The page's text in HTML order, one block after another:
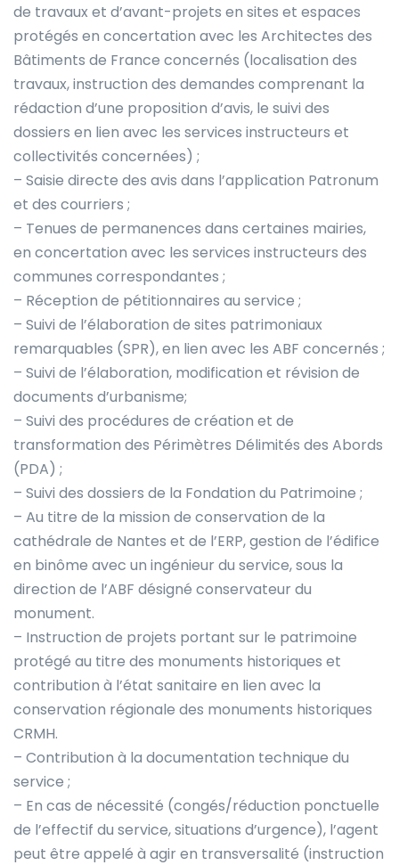
de travaux et d’avant-projets en sites et espaces
protégés en concertation avec les Architectes des
Bâtiments de France concernés (localisation des
travaux, instruction des demandes comprenant la
rédaction d’une proposition d’avis, le suivi des
dossiers en lien avec les services instructeurs et
collectivités concernées) ;
– Saisie directe des avis dans l’application Patronum
et des courriers ;
– Tenues de permanences dans certaines mairies,
en concertation avec les services instructeurs des
communes correspondantes ;
– Réception de pétitionnaires au service ;
– Suivi de l’élaboration de sites patrimoniaux
remarquables (SPR), en lien avec les ABF concernés ;
– Suivi de l’élaboration, modification et révision de
documents d’urbanisme;
– Suivi des procédures de création et de
transformation des Périmètres Délimités des Abords
(PDA) ;
– Suivi des dossiers de la Fondation du Patrimoine ;
– Au titre de la mission de conservation de la
cathédrale de Nantes et de l’ERP, gestion de l’édifice
en binôme avec un ingénieur du service, sous la
direction de l’ABF désigné conservateur du
monument.
– Instruction de projets portant sur le patrimoine
protégé au titre des monuments historiques et
contribution à l’état sanitaire en lien avec la
conservation régionale des monuments historiques
CRMH.
– Contribution à la documentation technique du
service ;
– En cas de nécessité (congés/réduction ponctuelle
de l’effectif du service, situations d’urgence), l’agent
peut être appelé à agir en transversalité (instruction